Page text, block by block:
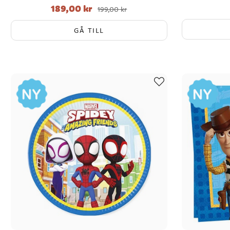
Nuvarande pris:189,00 krTidigare pris
199,00 kr
189,00 kr 199,00 kr
GÅ TILL